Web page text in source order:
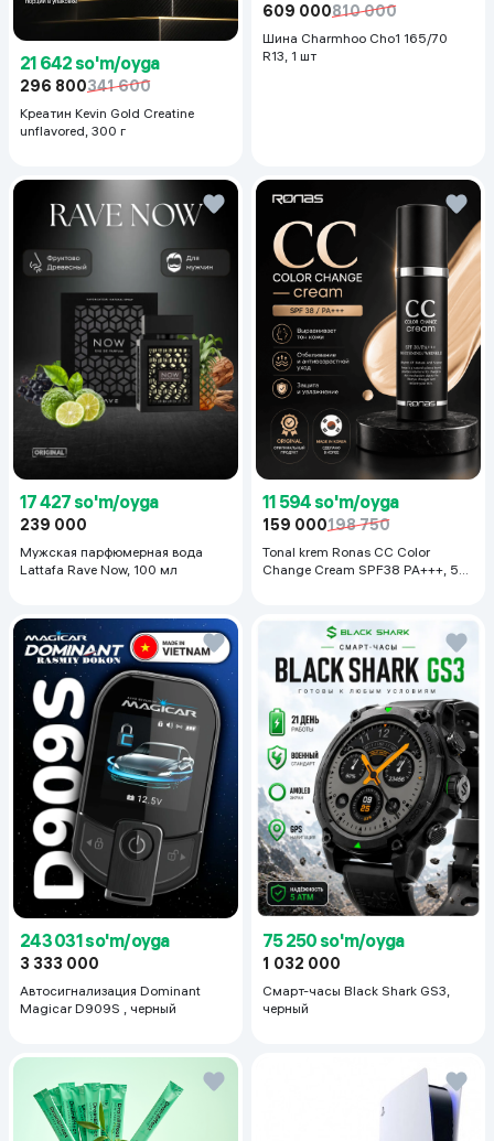
21 642 so'm/oyga
296 800341 600
Креатин Kevin Gold Creatine
unflavored, 300 г
609 000810 000
Шина Charmhoo Cho1 165/70
R13, 1 шт
17 427 so'm/oyga
239 000
Мужская парфюмерная вода
Lattafa Rave Now, 100 мл
11 594 so'm/oyga
159 000198 750
Tonal krem Ronas CC Color
Change Cream SPF38 PA+++, 50
243 031 so'm/oyga
3 333 000
Автосигнализация Dominant
Magicar D909S , черный
75 250 so'm/oyga
1 032 000
Смарт-часы Black Shark GS3,
черный